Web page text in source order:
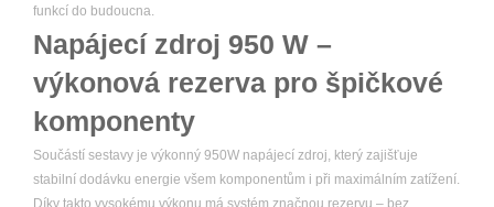
funkcí do budoucna.
Napájecí zdroj 950 W –
výkonová rezerva pro špičkové
komponenty
Součástí sestavy je výkonný 950W napájecí zdroj, který zajišťuje
stabilní dodávku energie všem komponentům i při maximálním zatížení.
Díky takto vysokému výkonu má systém značnou rezervu – bez